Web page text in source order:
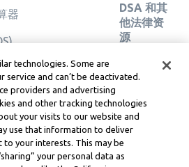
器
DSA 和其
他法律资
源
法律中心
Learneo
a Learneo, Inc. business
Inc. 2024
technologies. Some are
service and can’t be deactivated.
providers and advertising
and other tracking technologies
your visits to our website and
use that information to deliver
your interests. This may be
your personal data as